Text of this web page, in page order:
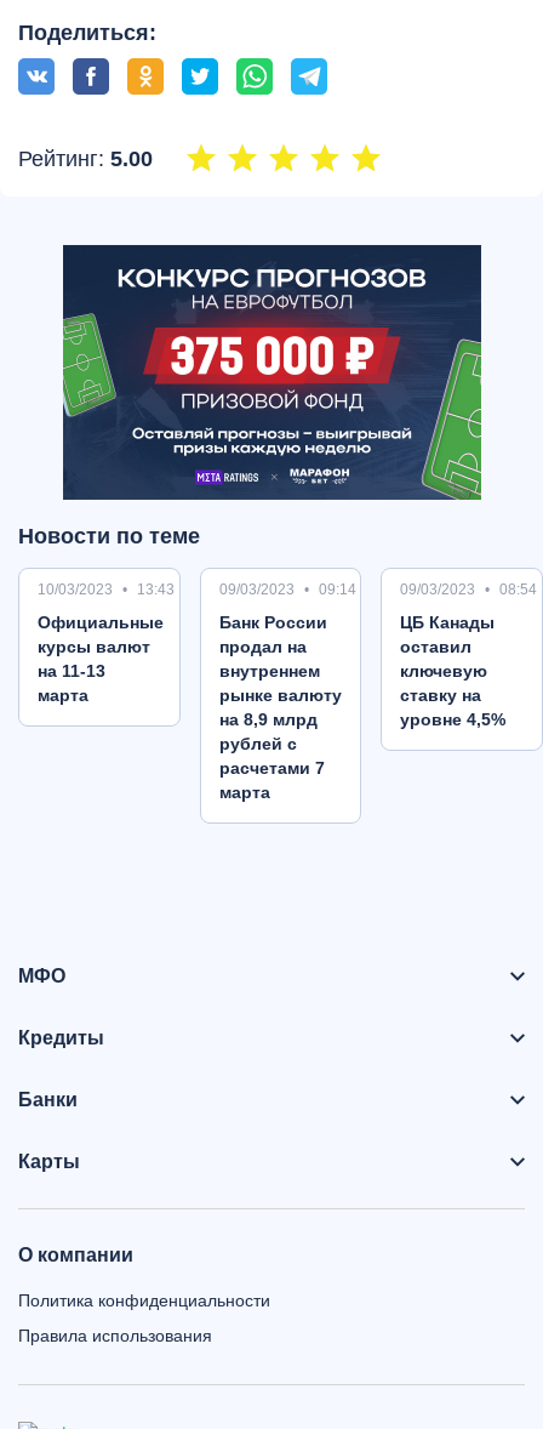
Поделиться:
Рейтинг: 5.00
Новости по теме
10/03/2023 13:43
Oфициальные
курсы валют
на 11-13
марта
09/03/2023 09:14
Банк России
продал на
внутреннем
рынке валюту
на 8,9 млрд
рублей с
расчетами 7
марта
09/03/2023 08:54
ЦБ Канады
оставил
ключевую
ставку на
уровне 4,5%
МФО
Кредиты
Банки
Карты
О компании
Политика конфиденциальности
Правила использования